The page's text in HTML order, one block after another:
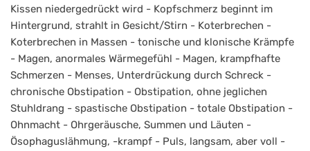
Kissen niedergedrückt wird - Kopfschmerz beginnt im
Hintergrund, strahlt in Gesicht/Stirn - Koterbrechen -
Koterbrechen in Massen - tonische und klonische Krämpfe
- Magen, anormales Wärmegefühl - Magen, krampfhafte
Schmerzen - Menses, Unterdrückung durch Schreck -
chronische Obstipation - Obstipation, ohne jeglichen
Stuhldrang - spastische Obstipation - totale Obstipation -
Ohnmacht - Ohrgeräusche, Summen und Läuten -
Ösophaguslähmung, -krampf - Puls, langsam, aber voll -